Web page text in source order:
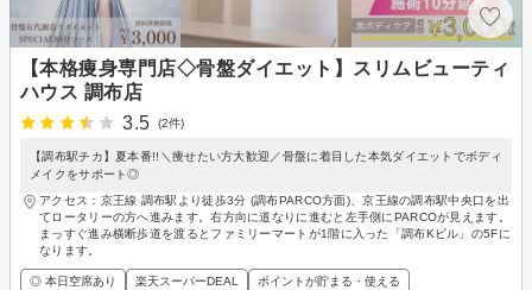
【本格痩身専門店◇骨盤ダイエット】スリムビューティ
ハウス 調布店
3.5
(2件)
【調布駅チカ】夏本番!!＼痩せたい方大歓迎／骨盤に着目した本気ダイエットでボディ
メイクをサポート◎
アクセス：京王線 調布駅より徒歩3分 (調布PARCO方面)、京王線の調布駅中央口を出
てロータリーの方へ進みます。右方向に道なりに進むと左手側にPARCOが見えます。
まっすぐ進み横断歩道を渡るとファミリーマートが1階に入った「調布Kビル」の5Fに
なります。
◎ 本日空席あり 楽天スーパーDEAL ポイントが貯まる・使える